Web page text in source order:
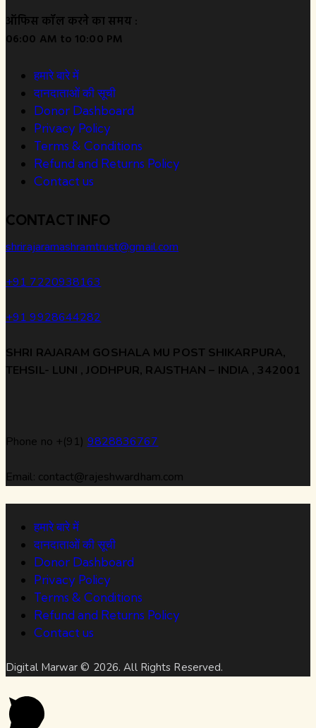
ऑफिस कॉल करने का समय :
06:00 AM to 10:00 PM
हमारे बारे में
दानदाताओं की सूची
Donor Dashboard
Privacy Policy
Terms & Conditions
Refund and Returns Policy
Contact us
CONTACT INFO
shrirajaramashramtrust@gmail.com
+91 7220938163
+91 9928644282
SHRI RAJARAM GOSHALA MU POST SHIKARPURA,
TEHSIL- LUNI , JODHPUR, RAJSTHAN – INDIA , 342001
Phone no +(91) 9828836767
Email: contact@rajeshwardham.com
हमारे बारे में
दानदाताओं की सूची
Donor Dashboard
Privacy Policy
Terms & Conditions
Refund and Returns Policy
Contact us
Digital Marwar © 2026. All Rights Reserved.